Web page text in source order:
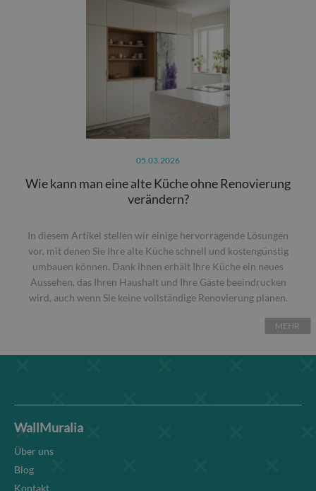
05.03.2026
Wie kann man eine alte Küche ohne Renovierung
verändern?
In diesem Artikel stellen wir einige hervorragende Lösungen
vor, mit denen Sie Ihre alte Küche schnell und kostengünstig
umbauen können. Dank ihnen erhält Ihre Küche ein neues
Aussehen, das Ihren Haushalt und Ihre Gäste beeindrucken
wird, auch wenn Sie keine vollständige Renovierung planen.
MEHR
WallMuralia
Über uns
Blog
Kontakt